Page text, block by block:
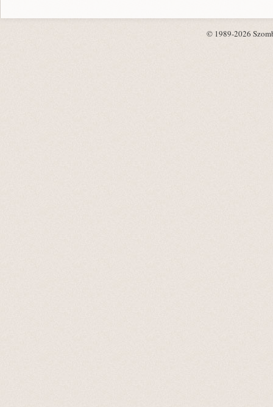
© 1989-2026